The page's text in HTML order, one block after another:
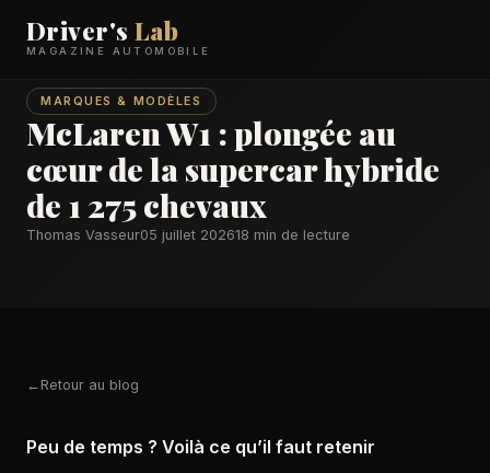
Driver'sLab
MAGAZINE AUTOMOBILE
MARQUES & MODÈLES
McLaren W1 : plongée au
cœur de la supercar hybride
de 1 275 chevaux
Thomas Vasseur05 juillet 202618 min de lecture
Retour au blog
Peu de temps ? Voilà ce qu’il faut retenir